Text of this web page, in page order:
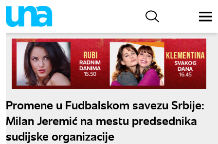
Promene u Fudbalskom savezu Srbije:
Milan Jeremić na mestu predsednika
sudijske organizacije